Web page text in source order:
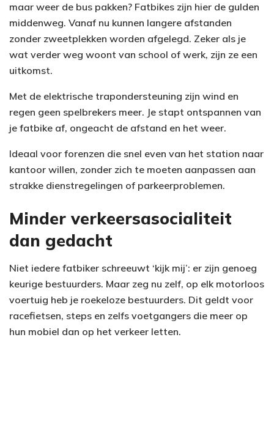
maar weer de bus pakken? Fatbikes zijn hier de gulden
middenweg. Vanaf nu kunnen langere afstanden
zonder zweetplekken worden afgelegd. Zeker als je
wat verder weg woont van school of werk, zijn ze een
uitkomst.
Met de elektrische trapondersteuning zijn wind en
regen geen spelbrekers meer. Je stapt ontspannen van
je fatbike af, ongeacht de afstand en het weer.
Ideaal voor forenzen die snel even van het station naar
kantoor willen, zonder zich te moeten aanpassen aan
strakke dienstregelingen of parkeerproblemen.
Minder verkeersasocialiteit
dan gedacht
Niet iedere fatbiker schreeuwt ‘kijk mij’: er zijn genoeg
keurige bestuurders. Maar zeg nu zelf, op elk motorloos
voertuig heb je roekeloze bestuurders. Dit geldt voor
racefietsen, steps en zelfs voetgangers die meer op
hun mobiel dan op het verkeer letten.